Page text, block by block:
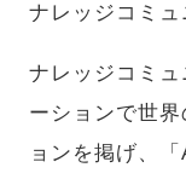
ナレッジコミ
ナレッジコミ
ーションで世
ョンを掲げ、